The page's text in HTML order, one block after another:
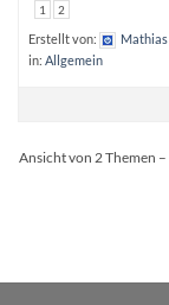
1 2
Erstellt von:
in: Allgemein
Ansicht von 2 Themen